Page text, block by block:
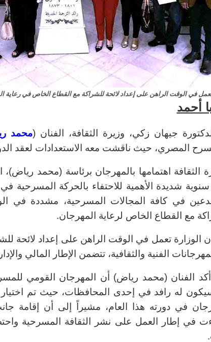
في الوقت الراهن على إعداد لائحة للشراكة مع القطاع الخاص في رعاية
أحمد
جيهان زكي، وزيرة الثقافة، الفنان (محمد
المصري، حيث ناقشت معه الاستعدادات لعقد الدورة الـ 19
شديدة الأهمية للاحتفاء بالحركة المسرحية
في كافة المجالات المسرحية، مشددة في
مع القطاع الخاص لرعاية المهرجان.
الوزارة تعمل في الوقت الراهن على إعداد لائحة
الفنية والثقافية، تتضمن الإطار المالي
الفنان (محمد رياض) أن المهرجان القومي
له رافد في إحدى المحافظات، حيث تم
في دورته هذا العام، مشيراً إلى أن إقامة
في إطار العمل على نشر الثقافة المسرحية